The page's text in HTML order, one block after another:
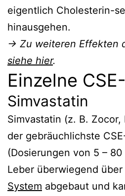
eigentlich Cholesterin-
hinausgehen.
→ Zu weiteren Effekten
siehe hier.
Einzelne
Simvastatin
Simvastatin (z. B.
der gebräuchlichste
(Dosierungen von 5 –
Leber überwiegend über
System abgebaut und